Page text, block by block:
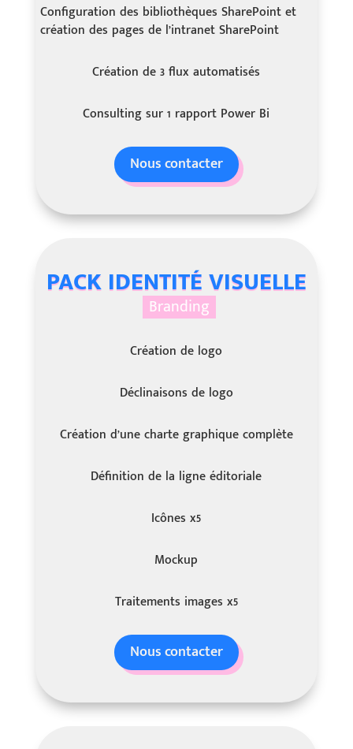
Configuration des bibliothèques SharePoint et
création des pages de l’intranet SharePoint
Création de 3 flux automatisés
Consulting sur 1 rapport Power Bi
Nous contacter
PACK IDENTITÉ VISUELLE
Branding
Création de logo
Déclinaisons de logo
Création d’une charte graphique complète
Définition de la ligne éditoriale
Icônes x5
Mockup
Traitements images x5
Nous contacter